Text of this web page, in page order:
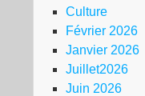
Culture
Février 2026
Janvier 2026
Juillet2026
Juin 2026